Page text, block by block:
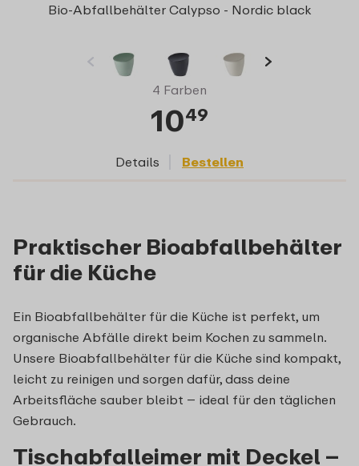
Bio-Abfallbehälter Calypso - Nordic black
4 Farben
1049
Details Bestellen
Praktischer Bioabfallbehälter
für die Küche
Ein Bioabfallbehälter für die Küche ist perfekt, um
organische Abfälle direkt beim Kochen zu sammeln.
Unsere Bioabfallbehälter für die Küche sind kompakt,
leicht zu reinigen und sorgen dafür, dass deine
Arbeitsfläche sauber bleibt – ideal für den täglichen
Gebrauch.
Tischabfalleimer mit Deckel –